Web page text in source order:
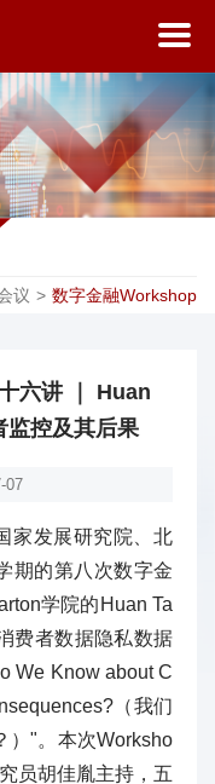
议 > 数字金融Workshop
六讲 ｜ Huan
监控及其后果
07
家发展研究院、北
期的第八次数字金
学院的Huan Ta
费者数据隐私数据
We Know about C
（我们
）"。本次Worksho
员胡佳胤主持，五